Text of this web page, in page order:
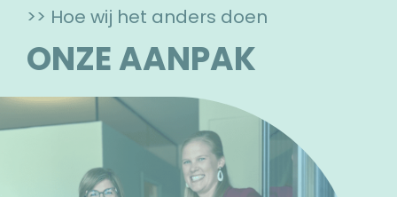
ONZE AANPAK
>> Hoe wij het anders doen